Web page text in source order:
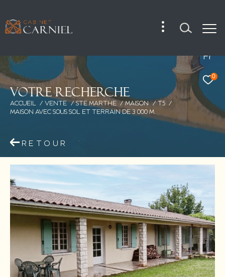
Fr
0
Votre recherche
ACCUEIL VENTE STE MARTHE MAISON
T5
MAISON AVEC SOUS SOL ET TERRAIN DE 3 000 M
RETOUR